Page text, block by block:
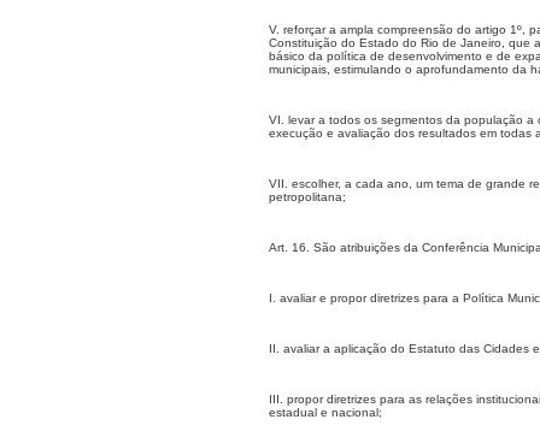
V. reforçar a ampla compreensão do artigo 1º,
Constituição do Estado do Rio de Janeiro, que
básico da política de desenvolvimento e de
municipais, estimulando o aprofundamento da
VI. levar a todos os segmentos da população
execução e avaliação dos resultados em todas
VII. escolher, a cada ano, um tema de grande
petropolitana;
Art. 16. São atribuições da Conferência
I. avaliar e propor diretrizes para a Política
II. avaliar a aplicação do Estatuto das Cidades
III. propor diretrizes para as relações
estadual e nacional;